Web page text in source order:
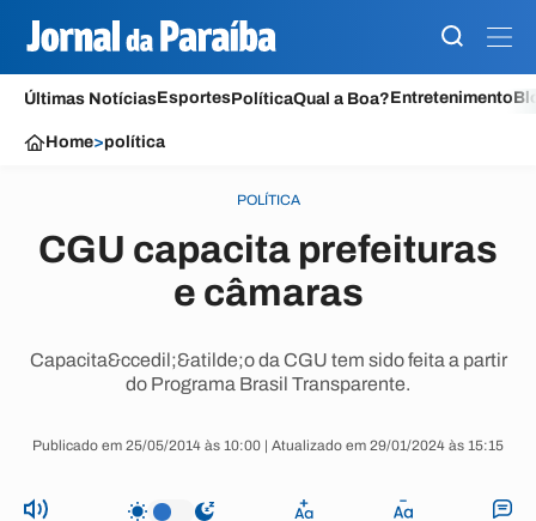
Últimas NotíciasEsportesPolíticaQual a Boa?Entretenimento
Home>política
POLÍTICA
CGU capacita prefeituras
e câmaras
Capacita&ccedil;&atilde;o da CGU tem sido feita a partir
do Programa Brasil Transparente.
Publicado em 25/05/2014 às 10:00 | Atualizado em 29/01/2024 às 15:15